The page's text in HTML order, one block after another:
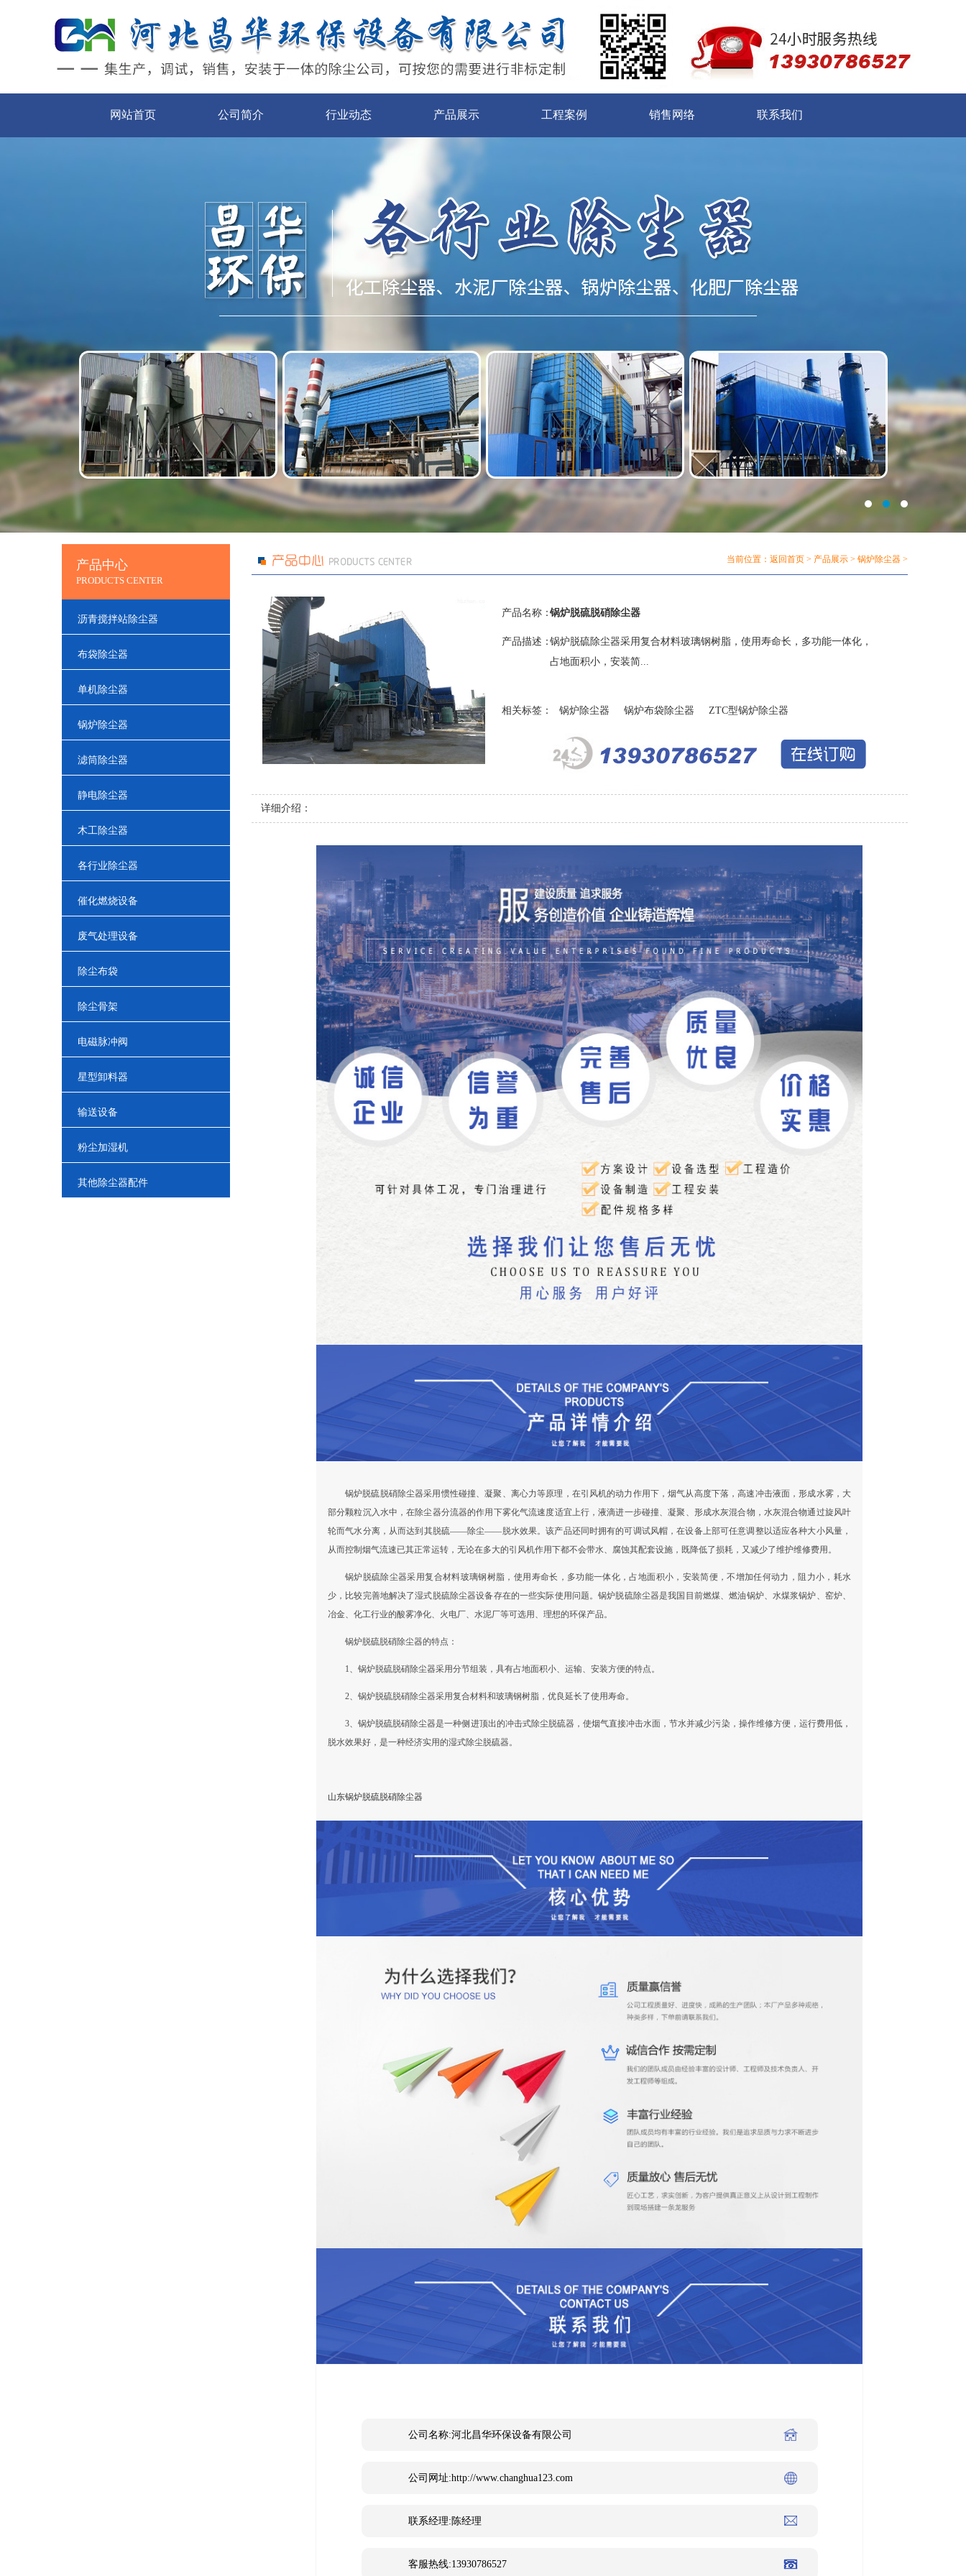
网站首页 公司简介 行业动态 产品展示 工程案例 销售网络 联系我们
产品中心
PRODUCTS CENTER
沥青搅拌站除尘器
布袋除尘器
单机除尘器
锅炉除尘器
滤筒除尘器
静电除尘器
木工除尘器
各行业除尘器
催化燃烧设备
废气处理设备
除尘布袋
除尘骨架
电磁脉冲阀
星型卸料器
输送设备
粉尘加湿机
其他除尘器配件
当前位置： 返回首页 > 产品展示 > 锅炉除尘器 >
产品名称：
产品描述：
锅炉脱硫脱硝除尘器
锅炉脱硫除尘器采用复合材料玻璃钢树脂，使用寿命长，多功能一体化，
占地面积小，安装简...
相关标签： 锅炉除尘器 锅炉布袋除尘器 ZTC型锅炉除尘器
详细介绍：
锅炉脱硫脱硝除尘器采用惯性碰撞、凝聚、离心力等原理，在引风机的动力作用下，烟气从高度下落，高速冲击液面，形成水雾，大
部分颗粒沉入水中，在除尘器分流器的作用下雾化气流速度适宜上行，液滴进一步碰撞、凝聚、形成水灰混合物，水灰混合物通过旋风叶
轮而气水分离，从而达到其脱硫——除尘——脱水效果。该产品还同时拥有的可调试风帽，在设备上部可任意调整以适应各种大小风量，
从而控制烟气流速已其正常运转，无论在多大的引风机作用下都不会带水、腐蚀其配套设施，既降低了损耗，又减少了维护维修费用。
锅炉脱硫除尘器采用复合材料玻璃钢树脂，使用寿命长，多功能一体化，占地面积小，安装简便，不增加任何动力，阻力小，耗水
少，比较完善地解决了湿式脱硫除尘器设备存在的一些实际使用问题。锅炉脱硫除尘器是我国目前燃煤、燃油锅炉、水煤浆锅炉、窑炉、
冶金、化工行业的酸雾净化、火电厂、水泥厂等可选用、理想的环保产品。
锅炉脱硫脱硝除尘器的特点：
1、锅炉脱硫脱硝除尘器采用分节组装，具有占地面积小、运输、安装方便的特点。
2、锅炉脱硫脱硝除尘器采用复合材料和玻璃钢树脂，优良延长了使用寿命。
3、锅炉脱硫脱硝除尘器是一种侧进顶出的冲击式除尘脱硫器，使烟气直接冲击水面，节水并减少污染，操作维修方便，运行费用低，
脱水效果好，是一种经济实用的湿式除尘脱硫器。
山东锅炉脱硫脱硝除尘器
公司名称:河北昌华环保设备有限公司
公司网址:http://www.changhua123.com
联系经理:陈经理
客服热线:13930786527